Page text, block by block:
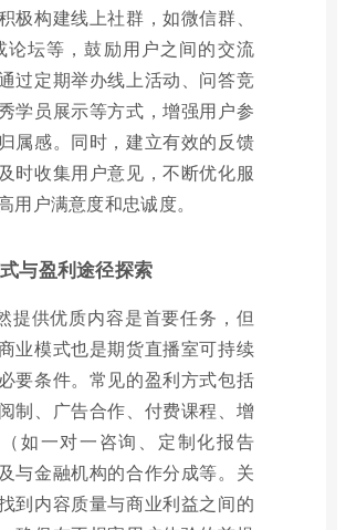
极构建线上社群，如微信群、
论坛等，鼓励用户之间的交流
过定期举办线上活动、问答竞
学员展示等方式，增强用户参
属感。同时，建立有效的反馈
时收集用户意见，不断优化服
用户满意度和忠诚度。
与盈利途径探索
提供优质内容是首要任务，但
业模式也是期货直播室可持续
要条件。常见的盈利方式包括
制、广告合作、付费课程、增
如一对一咨询、定制化报告
与金融机构的合作分成等。关
到内容质量与商业利益之间的